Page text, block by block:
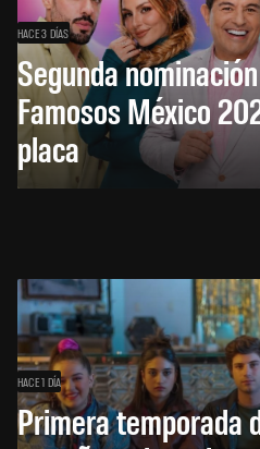
HACE 3 DÍAS
Segunda
Famosos México
placa
HACE 1 DÍA
Primera temporada